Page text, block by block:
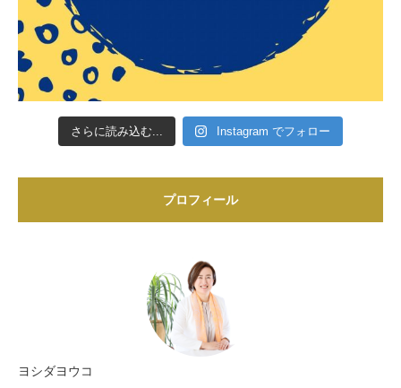
さらに読み込む... Instagram でフォロー
プロフィール
ヨシダヨウコ